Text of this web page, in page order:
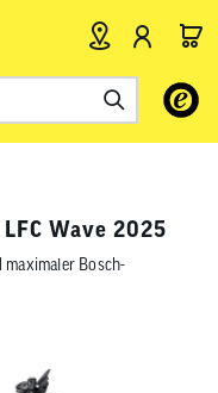
Verwende
Pfeile
nach
um
Wave 2025
Bosch-